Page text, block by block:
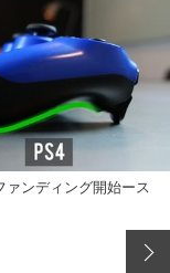
ァンディング開始ース